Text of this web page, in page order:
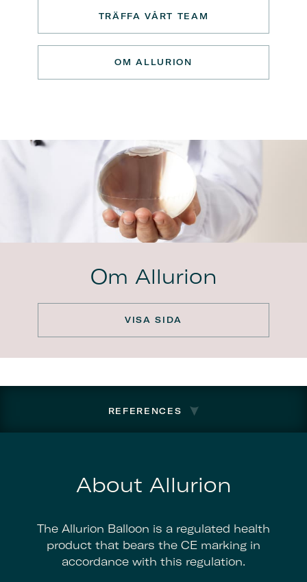
TRÄFFA VÅRT TEAM
OM ALLURION
Om Allurion
VISA SIDA
REFERENCES
About Allurion
The Allurion Balloon is a regulated health
product that bears the CE marking in
accordance with this regulation.